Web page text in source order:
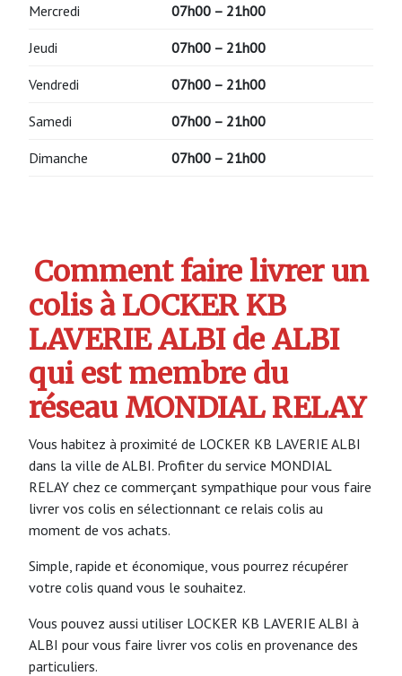
Mercredi 07h00 – 21h00
Jeudi 07h00 – 21h00
Vendredi 07h00 – 21h00
Samedi 07h00 – 21h00
Dimanche 07h00 – 21h00
Comment faire livrer un
colis à LOCKER KB
LAVERIE ALBI de ALBI
qui est membre du
réseau MONDIAL RELAY
Vous habitez à proximité de LOCKER KB LAVERIE ALBI
dans la ville de ALBI. Profiter du service MONDIAL
RELAY chez ce commerçant sympathique pour vous faire
livrer vos colis en sélectionnant ce relais colis au
moment de vos achats.
Simple, rapide et économique, vous pourrez récupérer
votre colis quand vous le souhaitez.
Vous pouvez aussi utiliser LOCKER KB LAVERIE ALBI à
ALBI pour vous faire livrer vos colis en provenance des
particuliers.